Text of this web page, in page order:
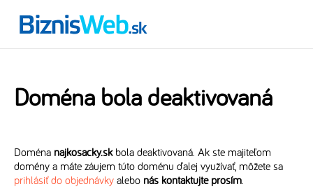
Doména bola deaktivovaná
Doména najkosacky.skbola deaktivovaná. Ak ste majiteľom
domény a máte záujem túto doménu ďalej využívať, môžete sa
prihlásiť do objednávky alebo nás kontaktujte prosím.